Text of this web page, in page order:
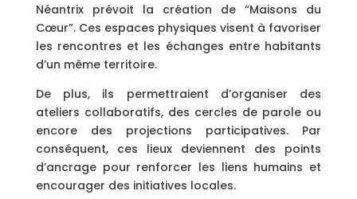
Néantrix prévoit la création de “Maisons du
Cœur”. Ces espaces physiques visent à favoriser
les rencontres et les échanges entre habitants
d’un même territoire.
De plus, ils permettraient d’organiser des
ateliers collaboratifs, des cercles de parole ou
encore des projections participatives. Par
conséquent, ces lieux deviennent des points
d’ancrage pour renforcer les liens humains et
encourager des initiatives locales.